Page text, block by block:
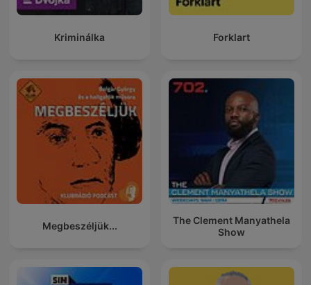
Kriminálka Forklart
Megbeszéljük...
The Clement Manyathela
Show